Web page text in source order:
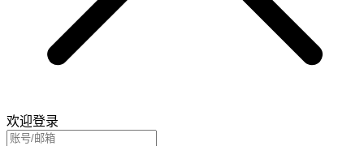
欢迎登录